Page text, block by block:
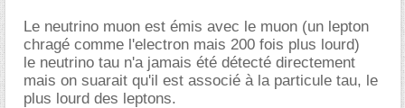
Le neutrino muon est émis avec le muon (un lepton
chragé comme l'electron mais 200 fois plus lourd)
le neutrino tau n'a jamais été détecté directement
mais on suarait qu'il est associé à la particule tau, le
plus lourd des leptons.